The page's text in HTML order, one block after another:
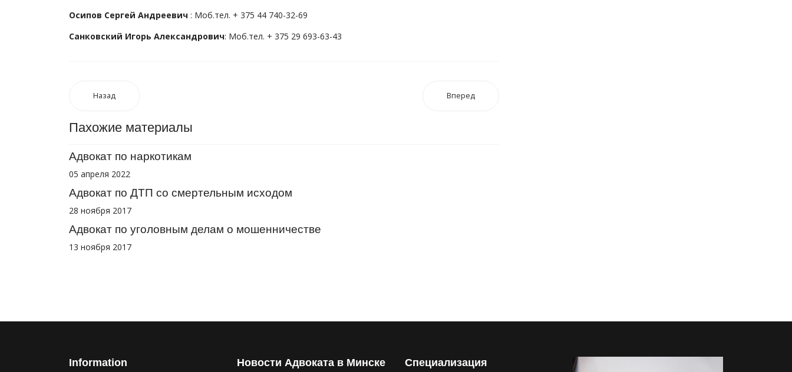
Осипов Сергей Андреевич : Моб.тел. + 375 44 740-32-69
Санковский Игорь Александрович: Моб.тел. + 375 29 693-63-43
Назад Вперед
Пахожие материалы
Адвокат по наркотикам
05 апреля 2022
Адвокат по ДТП со смертельным исходом
28 ноября 2017
Адвокат по уголовным делам о мошенничестве
13 ноября 2017
Information Новости Адвоката в Минске Специализация